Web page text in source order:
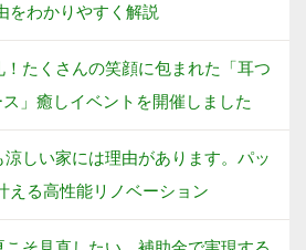
をわかりやすく解説
！たくさんの笑顔に包まれた「耳つ
」癒しイベントを開催しました
涼しい家には理由があります。パッ
える高性能リノベーション